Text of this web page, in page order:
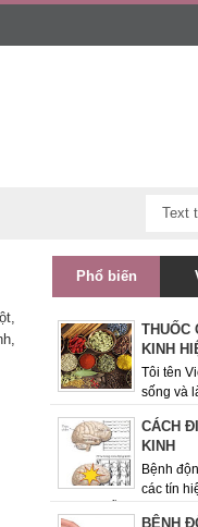
Phổ biến
THUỐC
KINH
Tôi tên
sống và
thời gian và rất quan ...
CÁCH
KINH
Bệnh
các tín
BỆNH